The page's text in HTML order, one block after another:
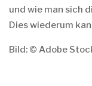
und wie man sich
Dies wiederum
Bild: © Adobe